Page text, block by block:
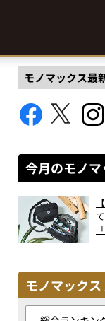
モノマックス最
今月のモノ
モノマック